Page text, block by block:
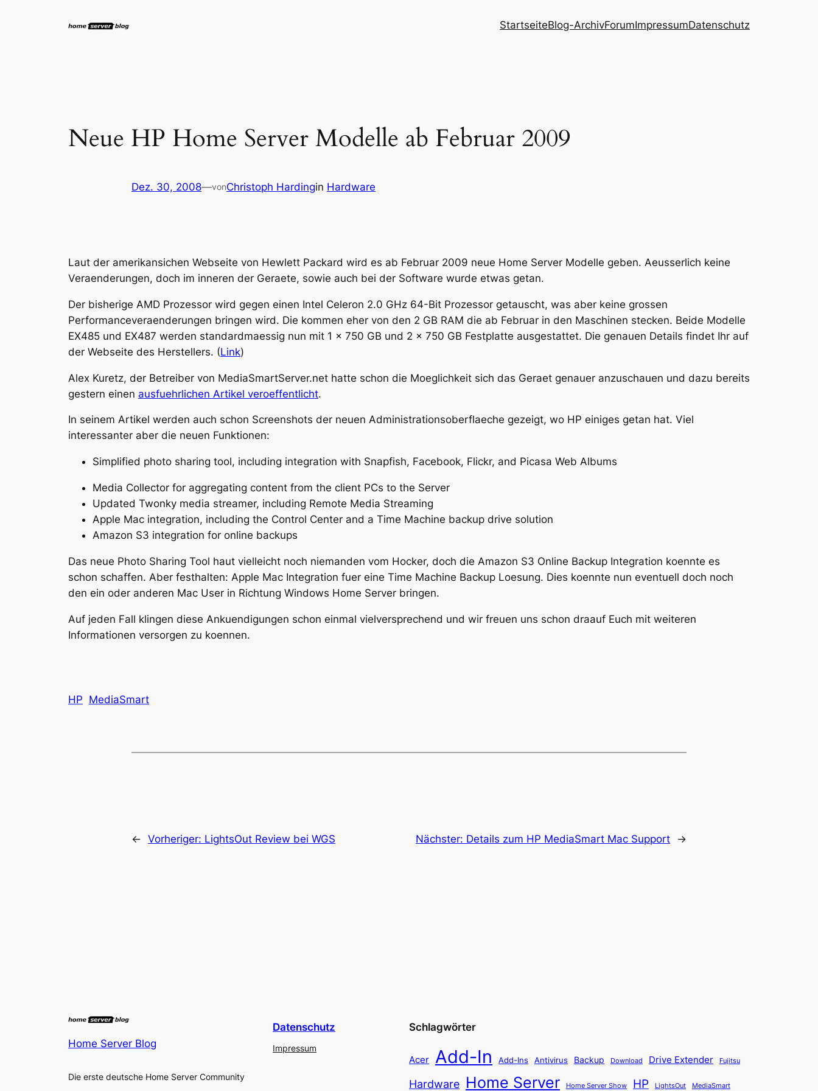
StartseiteBlog-ArchivForumImpressumDatenschutz
Neue HP Home Server Modelle ab Februar 2009
Dez. 30, 2008—vonChristoph Hardingin Hardware
Laut der amerikansichen Webseite von Hewlett Packard wird es ab Februar 2009 neue Home Server Modelle geben. Aeusserlich keine
Veraenderungen, doch im inneren der Geraete, sowie auch bei der Software wurde etwas getan.
Der bisherige AMD Prozessor wird gegen einen Intel Celeron 2.0 GHz 64-Bit Prozessor getauscht, was aber keine grossen
Performanceveraenderungen bringen wird. Die kommen eher von den 2 GB RAM die ab Februar in den Maschinen stecken. Beide Modelle
EX485 und EX487 werden standardmaessig nun mit 1 x 750 GB und 2 x 750 GB Festplatte ausgestattet. Die genauen Details findet Ihr auf
der Webseite des Herstellers. (Link)
Alex Kuretz, der Betreiber von MediaSmartServer.net hatte schon die Moeglichkeit sich das Geraet genauer anzuschauen und dazu bereits
gestern einen ausfuehrlichen Artikel veroeffentlicht.
In seinem Artikel werden auch schon Screenshots der neuen Administrationsoberflaeche gezeigt, wo HP einiges getan hat. Viel
interessanter aber die neuen Funktionen:
Simplified photo sharing tool, including integration with Snapfish, Facebook, Flickr, and Picasa Web Albums
Media Collector for aggregating content from the client PCs to the Server
Updated Twonky media streamer, including Remote Media Streaming
Apple Mac integration, including the Control Center and a Time Machine backup drive solution
Amazon S3 integration for online backups
Das neue Photo Sharing Tool haut vielleicht noch niemanden vom Hocker, doch die Amazon S3 Online Backup Integration koennte es
schon schaffen. Aber festhalten: Apple Mac Integration fuer eine Time Machine Backup Loesung. Dies koennte nun eventuell doch noch
den ein oder anderen Mac User in Richtung Windows Home Server bringen.
Auf jeden Fall klingen diese Ankuendigungen schon einmal vielversprechend und wir freuen uns schon draauf Euch mit weiteren
Informationen versorgen zu koennen.
HP MediaSmart
← Vorheriger: LightsOut Review bei WGS Nächster: Details zum HP MediaSmart Mac Support →
Home Server Blog
Die erste deutsche Home Server Community
Datenschutz
Impressum
Schlagwörter
Acer Add-In Add-Ins Antivirus Backup Download Drive Extender Fujitsu
Hardware Home Server Home Server Show HP LightsOut MediaSmart